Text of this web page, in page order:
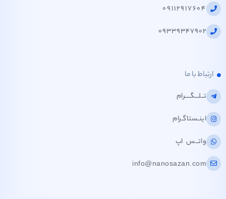
09112917604
09339347902
با ما
تــلـــگــــرام
اینـستاگـرام
واتــس اپ
info@nanosazan.com